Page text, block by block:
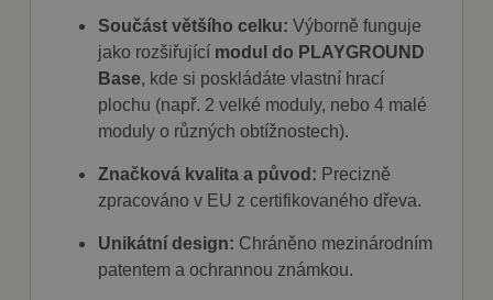
Součást většího celku: Výborně funguje
jako rozšiřující modul do PLAYGROUND
Base, kde si poskládáte vlastní hrací
plochu (např. 2 velké moduly, nebo 4 malé
moduly o různých obtížnostech).
Značková kvalita a původ: Precizně
zpracováno v EU z certifikovaného dřeva.
Unikátní design: Chráněno mezinárodním
patentem a ochrannou známkou.
Nezbytně nutné soubory cookie umožňují
základní funkce webových stránek, jako je
přihlášení uživatele a správa účtu. Webové
stránky nelze bez nezbytně nutných souborů
cookie správně používat.
Název
Poskytovatel
/ Doména
shop5_kosik .fajnpes.cz 10 dní
používá ke
položek
nákupního